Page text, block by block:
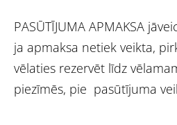
PASŪTĪJUMA APMAKSA
ja apmaksa netiek veikta,
vēlaties rezervēt līdz
piezīmēs, pie pasūtījuma